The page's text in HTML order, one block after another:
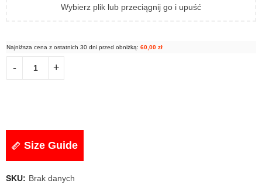
Wybierz plik lub przeciągnij go i upuść
Najniższa cena z ostatnich 30 dni przed obniżką: 60,00 zł
Size Guide
SKU: Brak danych